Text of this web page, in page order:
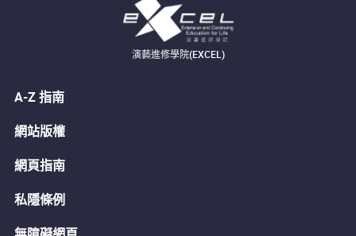
演藝進修學院(EXCEL)
A-Z 指南
網站版權
網頁指南
私隱條例